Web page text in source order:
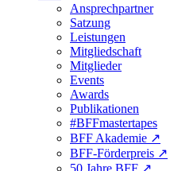
Ansprechpartner
Satzung
Leistungen
Mitgliedschaft
Mitglieder
Events
Awards
Publikationen
#BFFmastertapes
BFF Akademie ↗︎
BFF-Förderpreis ↗︎
50 Jahre BFF ↗︎